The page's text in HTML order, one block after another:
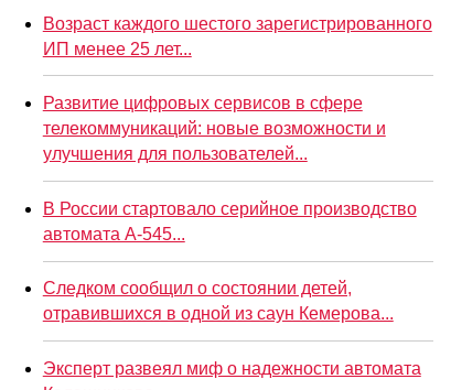
Возраст каждого шестого зарегистрированного
ИП менее 25 лет...
Развитие цифровых сервисов в сфере
телекоммуникаций: новые возможности и
улучшения для пользователей...
В России стартовало серийное производство
автомата А-545...
Следком сообщил о состоянии детей,
отравившихся в одной из саун Кемерова...
Эксперт развеял миф о надежности автомата